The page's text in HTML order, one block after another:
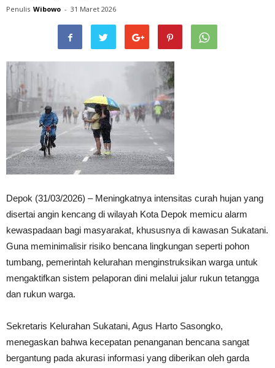
Penulis Wibowo - 31 Maret 2026
Depok (31/03/2026) – Meningkatnya intensitas curah hujan yang
disertai angin kencang di wilayah Kota Depok memicu alarm
kewaspadaan bagi masyarakat, khususnya di kawasan Sukatani.
Guna meminimalisir risiko bencana lingkungan seperti pohon
tumbang, pemerintah kelurahan menginstruksikan warga untuk
mengaktifkan sistem pelaporan dini melalui jalur rukun tetangga
dan rukun warga.
Sekretaris Kelurahan Sukatani, Agus Harto Sasongko,
menegaskan bahwa kecepatan penanganan bencana sangat
bergantung pada akurasi informasi yang diberikan oleh garda